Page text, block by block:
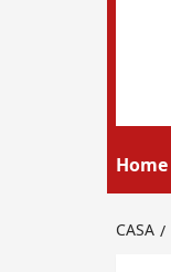
Home
CASA